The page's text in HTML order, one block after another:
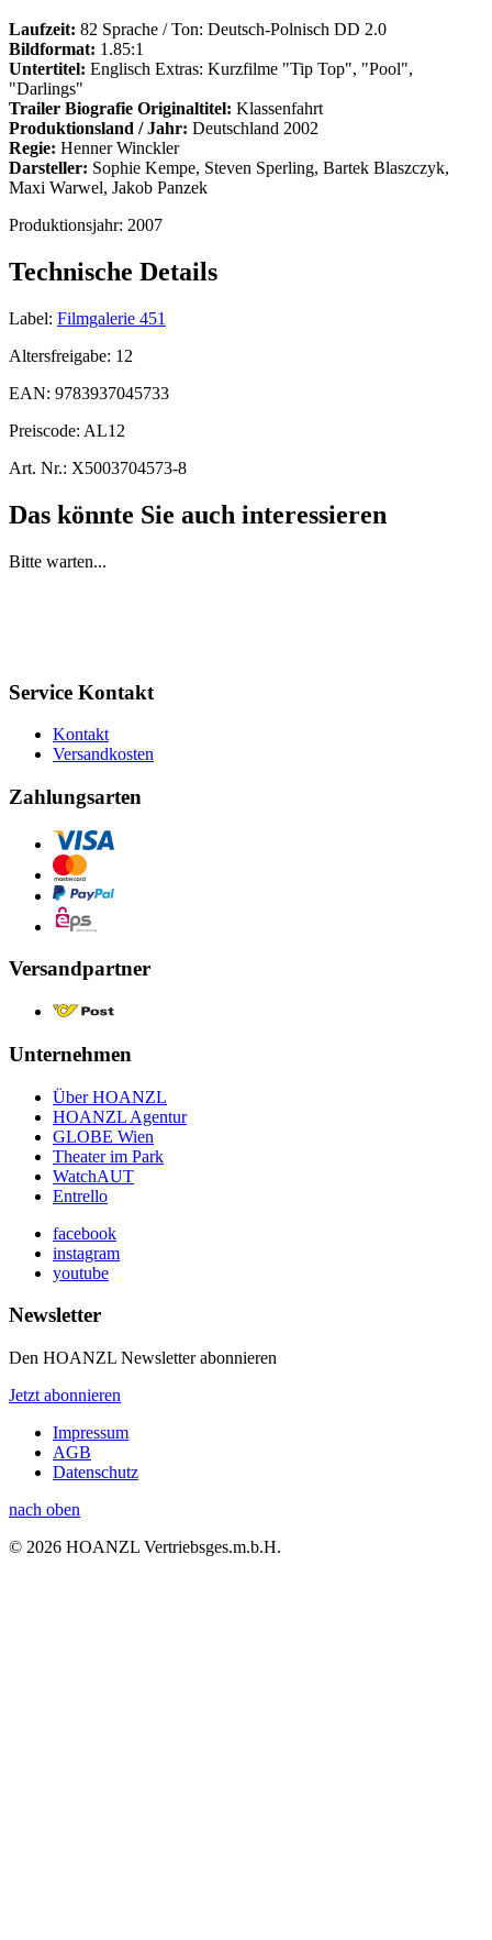
Laufzeit: 82 Sprache / Ton: Deutsch-Polnisch DD 2.0
Bildformat: 1.85:1
Untertitel: Englisch Extras: Kurzfilme "Tip Top", "Pool",
"Darlings"
Trailer Biografie Originaltitel: Klassenfahrt
Produktionsland / Jahr: Deutschland 2002
Regie: Henner Winckler
Darsteller: Sophie Kempe, Steven Sperling, Bartek Blaszczyk,
Maxi Warwel, Jakob Panzek
Produktionsjahr: 2007
Technische Details
Label: Filmgalerie 451
Altersfreigabe: 12
EAN: 9783937045733
Preiscode: AL12
Art. Nr.: X5003704573-8
Das könnte Sie auch interessieren
Bitte warten...
Service Kontakt
Kontakt
Versandkosten
Zahlungsarten
Versandpartner
Unternehmen
Über HOANZL
HOANZL Agentur
GLOBE Wien
Theater im Park
WatchAUT
Entrello
facebook
instagram
youtube
Newsletter
Den HOANZL Newsletter abonnieren
Jetzt abonnieren
Impressum
AGB
Datenschutz
nach oben
© 2026 HOANZL Vertriebsges.m.b.H.